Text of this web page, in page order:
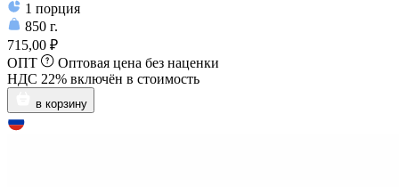
1 порция
850 г.
715,00 ₽
ОПТ
Оптовая цена без наценки
НДС 22% включён в стоимость
в корзину